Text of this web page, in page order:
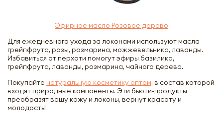
Эфирное масло Розовое дерево
Для ежедневного ухода за локонами используют масла
грейпфрута, розы, розмарина, можжевельника, лаванды.
Избавиться от перхоти помогут эфиры базилика,
грейпфрута, лаванды, розмарина, чайного дерева.
Покупайте натуральную косметику оптом, в состав которой
входят природные компоненты. Эти бьюти-продукты
преобразят вашу кожу и локоны, вернут красоту и
молодость!